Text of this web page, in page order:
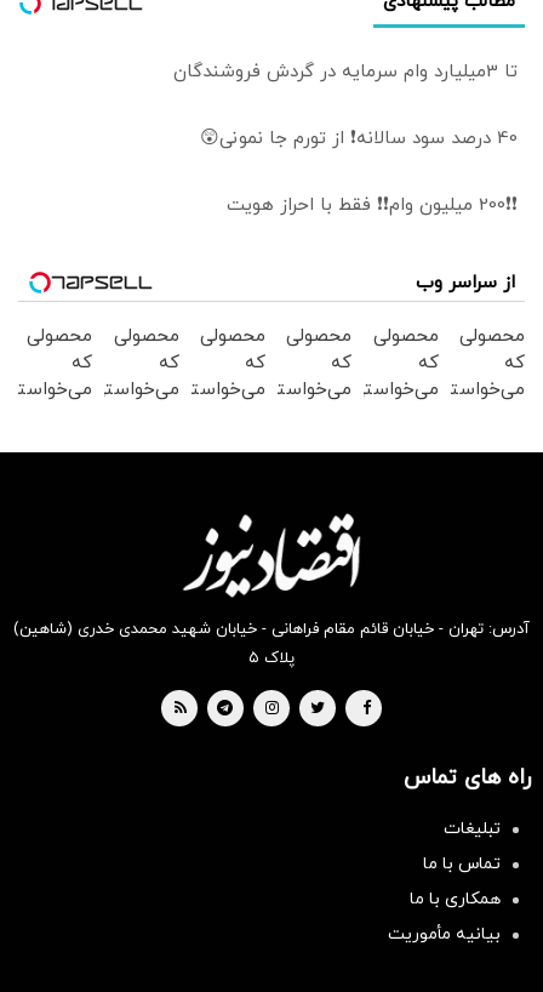
تا 3میلیارد وام سرمایه در گردش فروشندگان
40 درصد سود سالانه❗ از تورم جا نمونی😲
❗❗200 میلیون وام❗❗ فقط با احراز هویت
از سراسر وب
محصولی
که
می‌خواستی
محصولی
که
می‌خواستی
محصولی
که
می‌خواستی
بخر !
محصولی
که
می‌خواستی
بخر !
محصولی
که
می‌خواستی
محصولی
که
می‌خواستی
آدرس: تهران - خیابان قائم مقام فراهانی - خیابان شهید محمدی خدری (شاهین)
پلاک ۵
راه های تماس
تبلیغات
تماس با ما
همکاری با ما
بیانیه مأموریت